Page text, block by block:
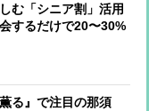
む「シニア割」活用
するだけで20〜30%
当日の空席利用で
る』で注目の那須